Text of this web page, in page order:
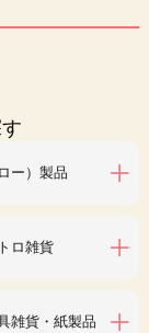
ー）製品
ロ雑貨
雑貨・紙製品